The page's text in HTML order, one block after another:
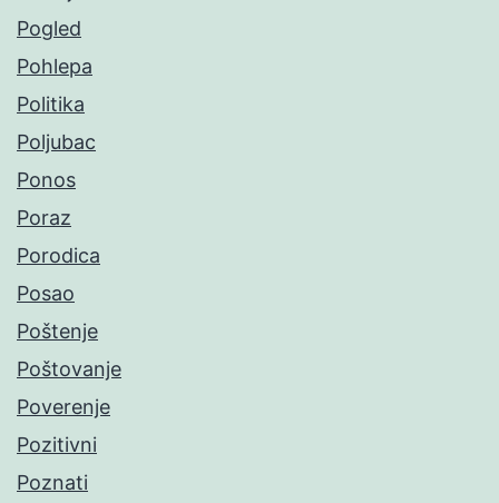
Pogled
Pohlepa
Politika
Poljubac
Ponos
Poraz
Porodica
Posao
Poštenje
Poštovanje
Poverenje
Pozitivni
Poznati